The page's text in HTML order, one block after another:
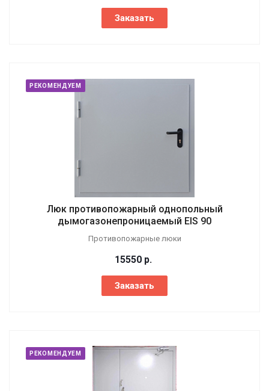
Заказать
РЕКОМЕНДУЕМ
Люк противопожарный однопольный
дымогазонепроницаемый EIS 90
Противопожарные люки
15550 р.
Заказать
РЕКОМЕНДУЕМ